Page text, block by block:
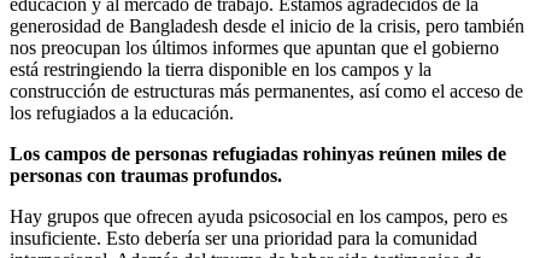
educación y al mercado de trabajo. Estamos agradecidos de la
generosidad de Bangladesh desde el inicio de la crisis, pero también
nos preocupan los últimos informes que apuntan que el gobierno
está restringiendo la tierra disponible en los campos y la
construcción de estructuras más permanentes, así como el acceso de
los refugiados a la educación.
Los campos de personas refugiadas rohinyas reúnen miles de
personas con traumas profundos.
Hay grupos que ofrecen ayuda psicosocial en los campos, pero es
insuficiente. Esto debería ser una prioridad para la comunidad